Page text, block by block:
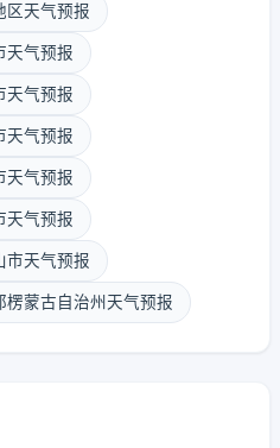
区天气预报
天气预报
天气预报
天气预报
天气预报
天气预报
市天气预报
楞蒙古自治州天气预报